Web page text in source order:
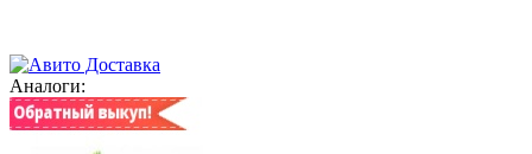
Аналоги: